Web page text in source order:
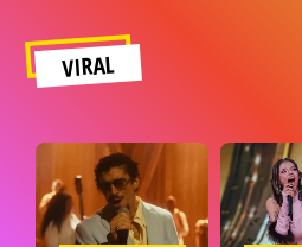
VIRAL